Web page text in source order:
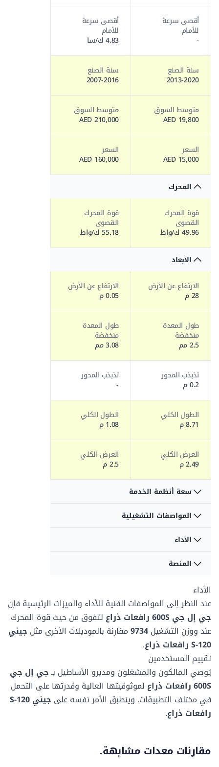
أقصى سرعة
للأمام
-
أقصى سرعة
للأمام
4.83 ك/سا
سنة الصنع
2013-2020
سنة الصنع
2007-2016
متوسط السوق
19,800 AED
متوسط السوق
210,000 AED
السعر
15,000 AED
السعر
160,000 AED
المحرك
قوة المحرك
القصوى
49.96 ك/واط
قوة المحرك
القصوى
55.18 ك/واط
الأبعاد
الارتفاع عن الأرض
28 م
الارتفاع عن الأرض
0.05 م
طول المعدة
منخفضة
2.5 مم
طول المعدة
منخفضة
3.08 مم
تذبذب المحور
0.2 م
تذبذب المحور
-
الطول الكلي
8.71 م
الطول الكلي
1.08 م
العرض الكلي
2.49 م
العرض الكلي
2.5 م
سعة أنظمة الخدمة
سعة الوقود
سعة سائل
الهيدروليك
المواصفات التشغيلية
التأرجح
مستمر
نوع الاطارات
مملوءة بالرغوة
نوع الاطارات
-
الأداء
سعة المنصة - غير
272 كغ
سرعة القيادة -
المنصة منخفضة
6.8 ك/سا
سرعة القيادة -
المنصة منخفضة
-
المنصة
بعد المنصة أ
0.91 م 91.19 م
بعد المنصة ب
2.44 م
بعد المنصة ب
244.09 م
الأداء
عند النظر إلى المواصفات الفنية للأداء والميزات الرئيسية فإن
جي إل جي 600S رافعات ذراع
تتفوق من حيث قوة المحرك
عندووزن التشغيل9734مقارنة بالموديلات الأخرى مثل جيني
S-120 رافعات ذراع
.
تقييم المستخدمين
يُوصي المالكون والمشغلون ومديرو الأساطيل بـجي إل جي
600S رافعات ذراع
لموثوقيتها العالية وقدرتها على التحمل
في مختلف التطبيقات. وينطبق الأمر نفسه على
جيني S-120
رافعات ذراع.
مقارنات معدات مشابهة.